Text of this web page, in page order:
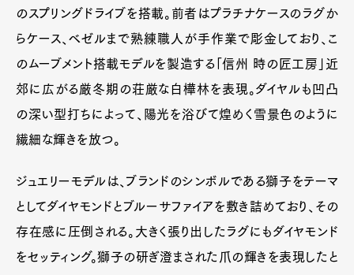
のスプリングドライブを搭載。前者はプラチナケースのラグか
らケース、ベゼルまで熟練職人が手作業で彫金しており、こ
のムーブメント搭載モデルを製造する「信州 時の匠工房」近
郊に広がる厳冬期の荘厳な白樺林を表現。ダイヤルも凹凸
の深い型打ちによって、陽光を浴びて煌めく雪景色のように
繊細な輝きを放つ。
ジュエリーモデルは、ブランドのシンボルである獅子をテーマ
としてダイヤモンドとブルーサファイアを敷き詰めており、その
存在感に圧倒される。大きく張り出したラグにもダイヤモンド
をセッティング。獅子の研ぎ澄まされた爪の輝きを表現したと